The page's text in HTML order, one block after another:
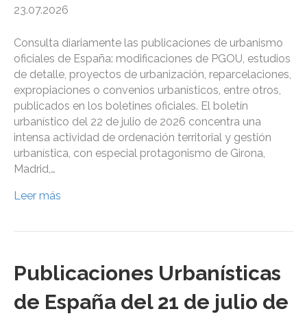
23.07.2026
Consulta diariamente las publicaciones de urbanismo
oficiales de España: modificaciones de PGOU, estudios
de detalle, proyectos de urbanización, reparcelaciones,
expropiaciones o convenios urbanísticos, entre otros,
publicados en los boletines oficiales. El boletín
urbanístico del 22 de julio de 2026 concentra una
intensa actividad de ordenación territorial y gestión
urbanística, con especial protagonismo de Girona,
Madrid,…
Leer más
Publicaciones Urbanísticas
de España del 21 de julio de